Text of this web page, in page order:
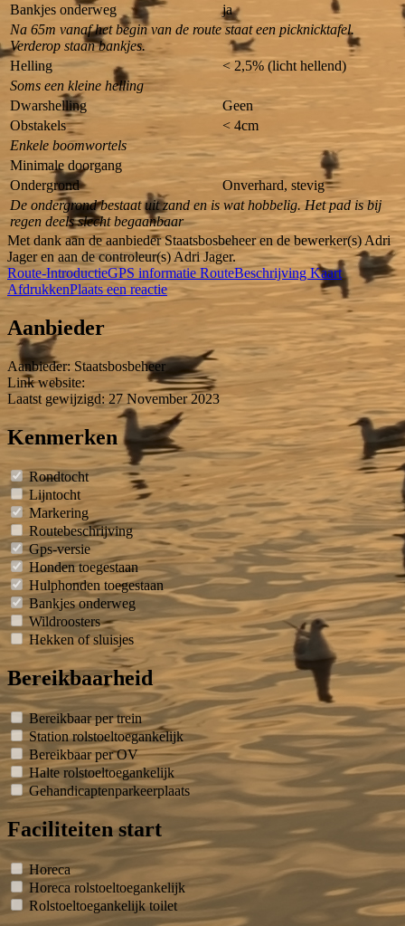
Bankjes onderweg
ja
Na 65m vanaf het begin van de route staat een picknicktafel.
Verderop staan bankjes.
Helling
< 2,5% (licht hellend)
Soms een kleine helling
Dwarshelling
Geen
Obstakels
< 4cm
Enkele boomwortels
Minimale doorgang
Ondergrond
Onverhard, stevig
De ondergrond bestaat uit zand en is wat hobbelig. Het pad is bij
regen deels slecht begaanbaar
Met dank aan de aanbieder Staatsbosbeheer en de bewerker(s) Adri
Jager en aan de controleur(s) Adri Jager.
Route-IntroductieGPS informatie RouteBeschrijvingKaart
AfdrukkenPlaats een reactie
Aanbieder
Aanbieder: Staatsbosbeheer
Link website:
Laatst gewijzigd: 27 November 2023
Kenmerken
Rondtocht
Lijntocht
Markering
Routebeschrijving
Gps-versie
Honden toegestaan
Hulphonden toegestaan
Bankjes onderweg
Wildroosters
Hekken of sluisjes
Bereikbaarheid
Bereikbaar per trein
Station rolstoeltoegankelijk
Bereikbaar per OV
Halte rolstoeltoegankelijk
Gehandicaptenparkeerplaats
Faciliteiten start
Horeca
Horeca rolstoeltoegankelijk
Rolstoeltoegankelijk toilet